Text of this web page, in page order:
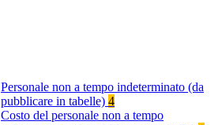
Personale non a tempo indeterminato (da
pubblicare in tabelle) 4
Costo del personale non a tempo